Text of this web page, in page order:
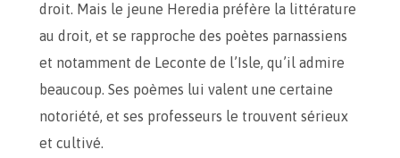
droit. Mais le jeune Heredia préfère la littérature
au droit, et se rapproche des poètes parnassiens
et notamment de Leconte de l’Isle, qu’il admire
beaucoup. Ses poèmes lui valent une certaine
notoriété, et ses professeurs le trouvent sérieux
et cultivé.